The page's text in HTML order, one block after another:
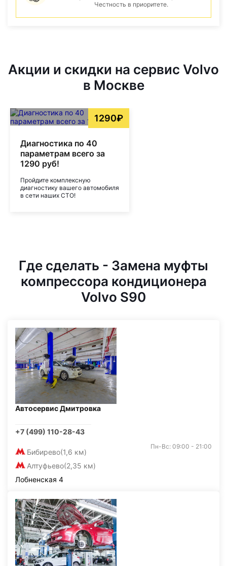
Честность в приоритете.
Акции и скидки на сервис Volvo
в Москве
1290₽
Диагностика по 40
параметрам всего за
1290 руб!
Пройдите комплексную
диагностику вашего автомобиля
в сети наших СТО!
Где сделать - Замена муфты
компрессора кондиционера
Volvo S90
Автосервис Дмитровка
+7 (499) 110-28-43
Бибирево(1,6 км)
Алтуфьево(2,35 км)
Пн-Вс: 09:00 - 21:00
Лобненская 4